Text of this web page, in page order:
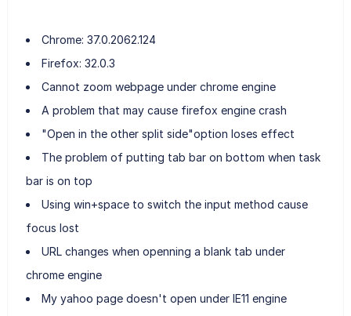
Chrome: 37.0.2062.124
Firefox: 32.0.3
Cannot zoom webpage under chrome engine
A problem that may cause firefox engine crash
"Open in the other split side"option loses effect
The problem of putting tab bar on bottom when task
bar is on top
Using win+space to switch the input method cause
focus lost
URL changes when openning a blank tab under
chrome engine
My yahoo page doesn't open under IE11 engine